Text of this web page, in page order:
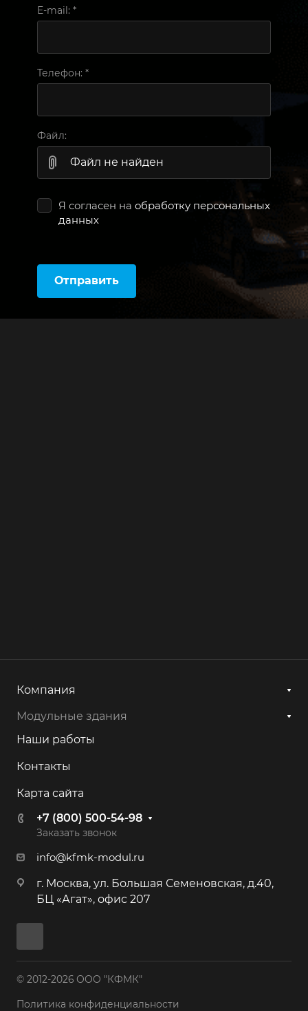
E-mail: *
Телефон: *
Файл:
Файл не найден
Я согласен на обработку персональных
данных
Отправить
Компания
Модульные здания
Наши работы
Контакты
Карта сайта
+7 (800) 500-54-98
Заказать звонок
info@kfmk-modul.ru
г. Москва, ул. Большая Семеновская, д.40,
БЦ «Агат», офис 207
© 2012-2026 ООО "КФМК"
Политика конфиденциальности